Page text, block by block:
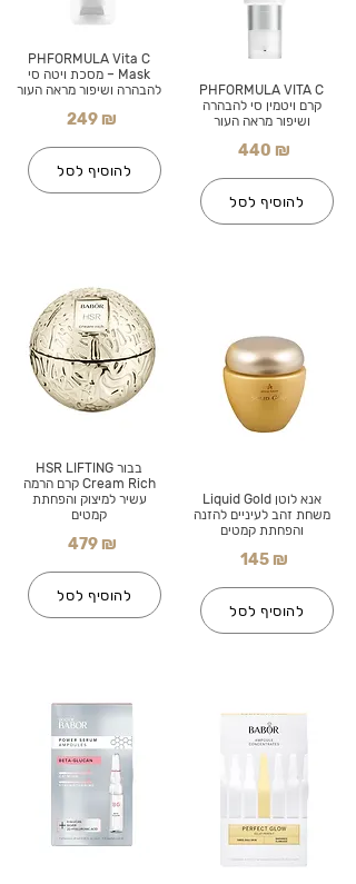
PHFORMULA Vita C
Mask – מסכת ויטה סי
להבהרה ושיפור מראה העור
249 ₪
להוסיף לסל
בבור HSR LIFTING
Cream Rich קרם הרמה
עשיר למיצוק והפחתת
קמטים
479 ₪
להוסיף לסל
PHFORMULA VITA C
קרם ויטמין סי להבהרה
ושיפור מראה העור
440 ₪
להוסיף לסל
אנא לוטן Liquid Gold
משחת זהב לעיניים להזנה
והפחתת קמטים
145 ₪
להוסיף לסל